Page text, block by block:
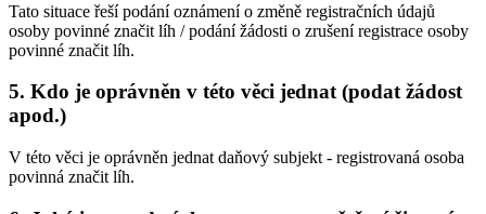
Tato situace řeší podání oznámení o změně registračních údajů
osoby povinné značit líh / podání žádosti o zrušení registrace osoby
povinné značit líh.
5. Kdo je oprávněn v této věci jednat (podat žádost
apod.)
V této věci je oprávněn jednat daňový subjekt - registrovaná osoba
povinná značit líh.